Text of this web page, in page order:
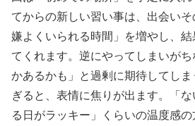
てからの新しい習い事は、出会い
嫌よくいられる時間」を増やし、結
てくれます。逆にやってしまいが
かあるかも」と過剰に期待してし
ぎると、表情に焦りが出ます。「
る日がラッキー」くらいの温度感